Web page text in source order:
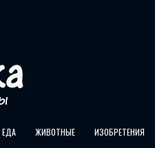
ЕДА ЖИВОТНЫЕ ИЗОБРЕТЕНИЯ